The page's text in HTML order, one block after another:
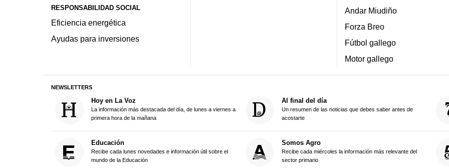
RESPONSABILIDAD SOCIAL
Eficiencia energética
Ayudas para inversiones
Andar Miudiño
Forza Breo
Fútbol gallego
Motor gallego
NEWSLETTERS
Hoy en La Voz
La información más destacada del día, de lunes a viernes a
primera hora de la mañana
Al final del día
Un resumen de las noticias que debes saber antes de
acostarte
Educación
Recibe cada lunes novedades e información útil sobre el
mundo de la Educación
Somos Agro
Recibe cada miércoles la información más relevante del
sector primario